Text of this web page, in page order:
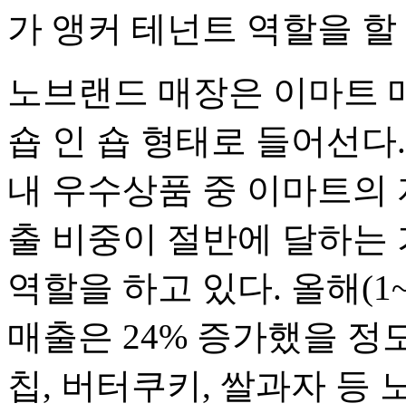
가 앵커 테넌트 역할을
노브랜드 매장은 이마트
숍 인 숍 형태로 들어선
내 우수상품 중 이마트의
출 비중이 절반에 달하는
역할을 하고 있다. 올해
매출은 24% 증가했을 정
칩, 버터쿠키, 쌀과자 등